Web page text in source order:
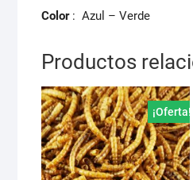
Color : Azul – Verde
Productos
¡Oferta!